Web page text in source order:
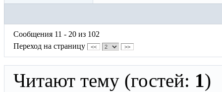
Сообщения 11 - 20 из 102
Переход на страницу
<< >>
Читают тему (гостей: 1)